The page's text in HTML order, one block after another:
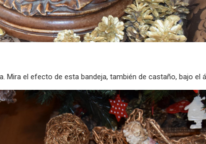
Mira el efecto de esta bandeja, también de castaño, bajo el